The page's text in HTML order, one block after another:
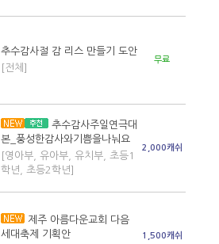
추수감사절 감 리스 만들기 도안
[전체]
무료
추수감사주일연극대
본_풍성한감사와기쁨을나눠요
[영아부, 유아부, 유치부, 초등1
학년, 초등2학년]
2,000캐쉬
제주 아름다운교회 다음
세대축제 기획안
1,500캐쉬